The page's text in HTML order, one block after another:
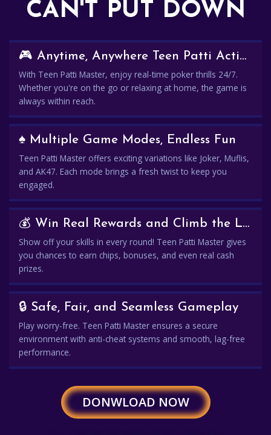
CAN'T PUT DOWN
🎮 Anytime, Anywhere Teen Patti Action
With Teen Patti Master, enjoy real-time poker thrills 24/7.
Whether you're on the go or relaxing at home, the game is
always within reach.
♠️ Multiple Game Modes, Endless Fun
Teen Patti Master offers exciting variations like Joker, Muflis,
and AK47. Each mode brings a fresh twist to keep you
engaged.
💰 Win Real Rewards and Climb the Leaderboard
Show off your skills in every round! Teen Patti Master gives
you chances to earn chips, bonuses, and even real cash
prizes.
🔒 Safe, Fair, and Seamless Gameplay
Play worry-free. Teen Patti Master ensures a secure
environment with anti-cheat systems and smooth, lag-free
performance.
DONWLOAD NOW